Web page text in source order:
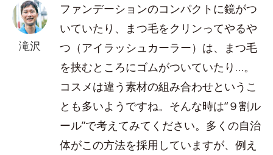
滝沢
ファンデーションのコンパクトに鏡がつ
いていたり、まつ毛をクリンってやるや
つ（アイラッシュカーラー）は、まつ毛
を挟むところにゴムがついていたり…。
コスメは違う素材の組み合わせというこ
とも多いようですね。そんな時は“９割ル
ール”で考えてみてください。多くの自治
体がこの方法を採用していますが、例え